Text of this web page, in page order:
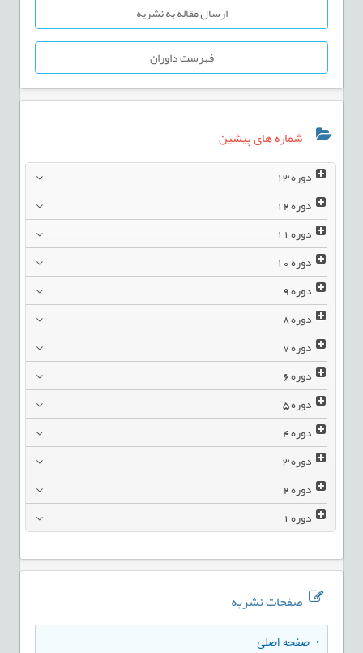
ارسال مقاله به نشریه
فهرست داوران
شماره های پیشین
دوره13
دوره12
دوره11
دوره10
دوره9
دوره8
دوره7
دوره6
دوره5
دوره4
دوره3
دوره2
دوره1
صفحات نشریه
• صفحه اصلی